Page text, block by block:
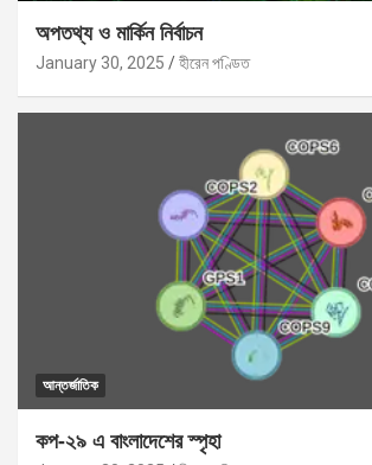
অপতথ্য ও মার্কিন নির্বাচন
January 30, 2025 হীরেন পণ্ডিত
আন্তর্জাতিক
কপ-২৯ এ বাংলাদেশের স্পৃহা